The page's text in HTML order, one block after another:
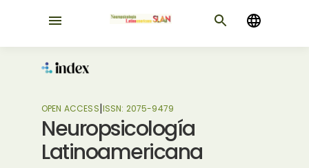
OPEN ACCESS|ISSN: 2075-9479
Neuropsicología
Latinoamericana